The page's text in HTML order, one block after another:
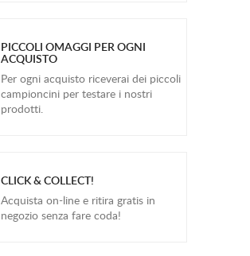
PICCOLI OMAGGI PER OGNI
ACQUISTO
Per ogni acquisto riceverai dei piccoli
campioncini per testare i nostri
prodotti.
CLICK & COLLECT!
Acquista on-line e ritira gratis in
negozio senza fare coda!